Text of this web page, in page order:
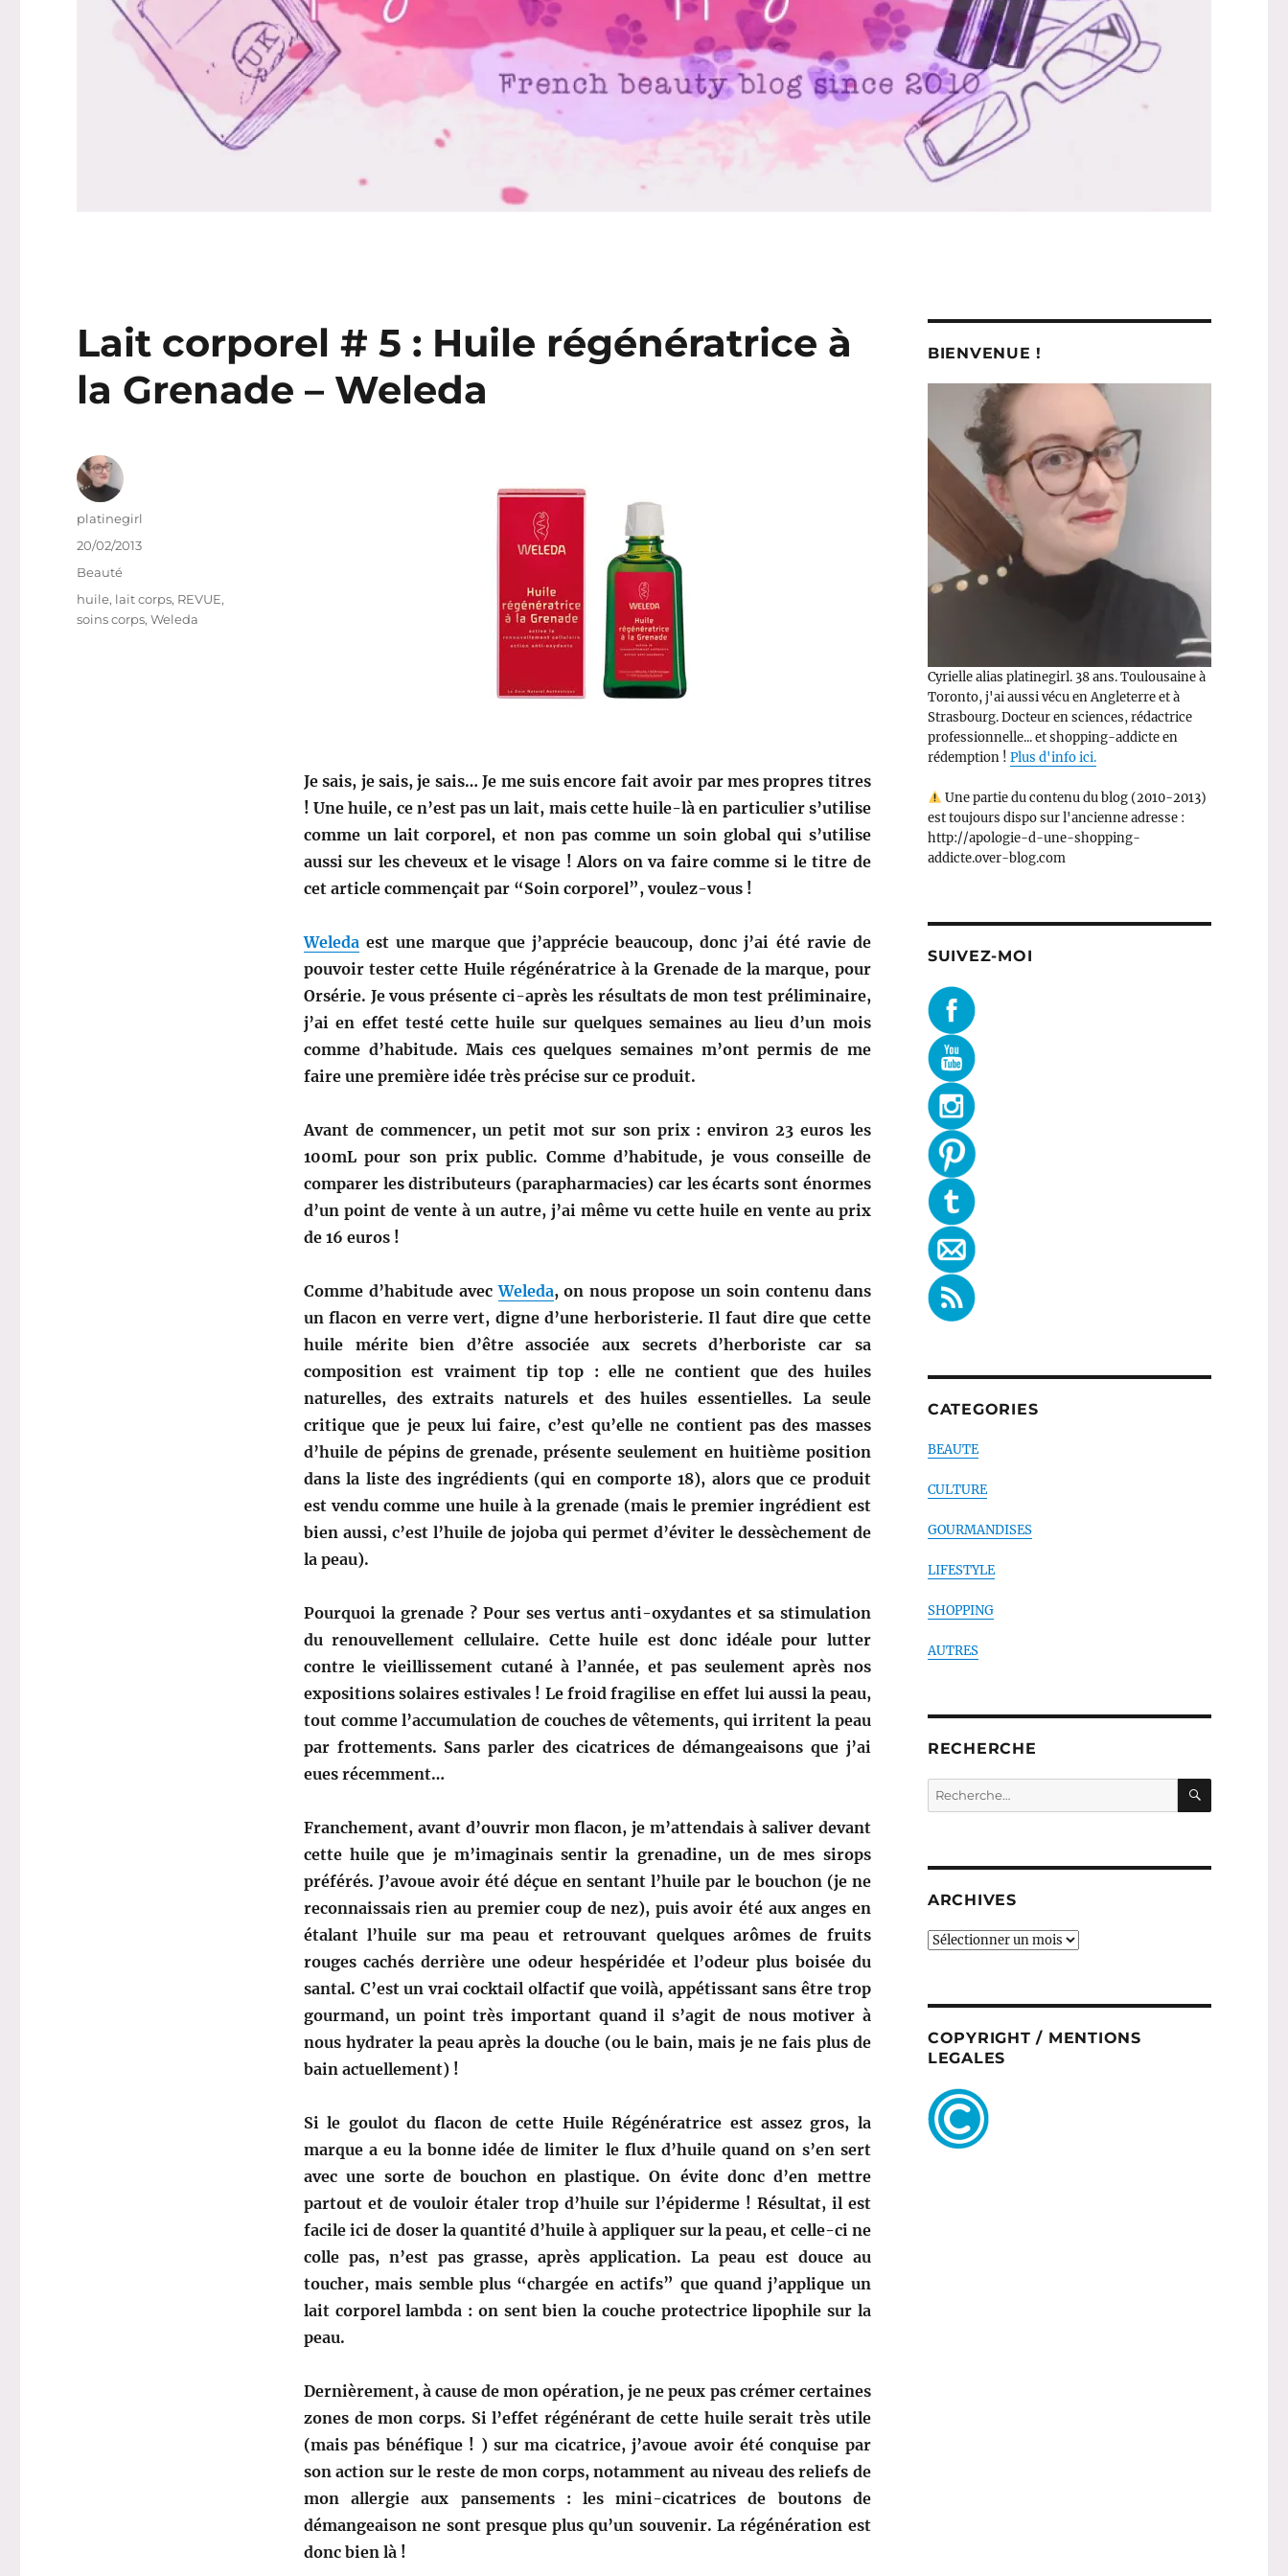
Lait corporel # 5 : Huile régénératrice à
la Grenade – Weleda
Je sais, je sais, je sais… Je me suis encore fait avoir par mes propres titres
! Une huile, ce n’est pas un lait, mais cette huile-là en particulier s’utilise
comme un lait corporel, et non pas comme un soin global qui s’utilise
aussi sur les cheveux et le visage ! Alors on va faire comme si le titre de
cet article commençait par “Soin corporel”, voulez-vous !
Weleda est une marque que j’apprécie beaucoup, donc j’ai été ravie de
pouvoir tester cette Huile régénératrice à la Grenade de la marque, pour
Orsérie. Je vous présente ci-après les résultats de mon test préliminaire,
j’ai en effet testé cette huile sur quelques semaines au lieu d’un mois
comme d’habitude. Mais ces quelques semaines m’ont permis de me
faire une première idée très précise sur ce produit.
Avant de commencer, un petit mot sur son prix : environ 23 euros les
100mL pour son prix public. Comme d’habitude, je vous conseille de
comparer les distributeurs (parapharmacies) car les écarts sont énormes
d’un point de vente à un autre, j’ai même vu cette huile en vente au prix
de 16 euros !
Comme d’habitude avecWeleda, on nous propose un soin contenu dans
un flacon en verre vert, digne d’une herboristerie. Il faut dire que cette
huile mérite bien d’être associée aux secrets d’herboriste car sa
composition est vraiment tip top : elle ne contient que des huiles
naturelles, des extraits naturels et des huiles essentielles. La seule
critique que je peux lui faire, c’est qu’elle ne contient pas des masses
d’huile de pépins de grenade, présente seulement en huitième position
dans la liste des ingrédients (qui en comporte 18), alors que ce produit
est vendu comme une huile à la grenade (mais le premier ingrédient est
bien aussi, c’est l’huile de jojoba qui permet d’éviter le dessèchement de
la peau).
Pourquoi la grenade ? Pour ses vertus anti-oxydantes et sa stimulation
du renouvellement cellulaire. Cette huile est donc idéale pour lutter
contre le vieillissement cutané à l’année, et pas seulement après nos
expositions solaires estivales ! Le froid fragilise en effet lui aussi la peau,
tout comme l’accumulation de couches de vêtements, qui irritent la peau
par frottements. Sans parler des cicatrices de démangeaisons que j’ai
eues récemment…
Franchement, avant d’ouvrir mon flacon, je m’attendais à saliver devant
cette huile que je m’imaginais sentir la grenadine, un de mes sirops
préférés. J’avoue avoir été déçue en sentant l’huile par le bouchon (je ne
reconnaissais rien au premier coup de nez), puis avoir été aux anges en
étalant l’huile sur ma peau et retrouvant quelques arômes de fruits
rouges cachés derrière une odeur hespéridée et l’odeur plus boisée du
santal. C’est un vrai cocktail olfactif que voilà, appétissant sans être trop
gourmand, un point très important quand il s’agit de nous motiver à
nous hydrater la peau après la douche (ou le bain, mais je ne fais plus de
bain actuellement) !
Si le goulot du flacon de cette Huile Régénératrice est assez gros, la
marque a eu la bonne idée de limiter le flux d’huile quand on s’en sert
avec une sorte de bouchon en plastique. On évite donc d’en mettre
partout et de vouloir étaler trop d’huile sur l’épiderme ! Résultat, il est
facile ici de doser la quantité d’huile à appliquer sur la peau, et celle-ci ne
colle pas, n’est pas grasse, après application. La peau est douce au
toucher, mais semble plus “chargée en actifs” que quand j’applique un
lait corporel lambda : on sent bien la couche protectrice lipophile sur la
peau.
Dernièrement, à cause de mon opération, je ne peux pas crémer certaines
zones de mon corps. Si l’effet régénérant de cette huile serait très utile
(mais pas bénéfique ! ) sur ma cicatrice, j’avoue avoir été conquise par
son action sur le reste de mon corps, notamment au niveau des reliefs de
mon allergie aux pansements : les mini-cicatrices de boutons de
démangeaison ne sont presque plus qu’un souvenir. La régénération est
donc bien là !
Auteur
platinegirl
Publié
20/02/2013
Catégories
Beauté
Étiquettes
huile, lait corps, REVUE,
soins corps,Weleda
BIENVENUE !
Cyrielle alias platinegirl. 38 ans. Toulousaine à
Toronto, j'ai aussi vécu en Angleterre et à
Strasbourg. Docteur en sciences, rédactrice
professionnelle... et shopping-addicte en
rédemption ! Plus d'info ici.
Une partie du contenu du blog (2010-2013)
est toujours dispo sur l'ancienne adresse :
http://apologie-d-une-shopping-
addicte.over-blog.com
SUIVEZ-MOI
CATEGORIES
BEAUTE
CULTURE
GOURMANDISES
LIFESTYLE
SHOPPING
AUTRES
RECHERCHE
Recherche
pour :
ARCHIVES
ARCHIVES
COPYRIGHT / MENTIONS
LEGALES